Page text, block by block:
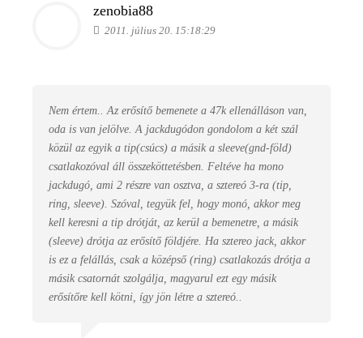
zenobia88
2011. július 20. 15:18:29
Nem értem.. Az erősítő bemenete a 47k ellenálláson van,
oda is van jelölve. A jackdugódon gondolom a két szál
közül az egyik a tip(csúcs) a másik a sleeve(gnd-föld)
csatlakozóval áll összeköttetésben. Feltéve ha mono
jackdugó, ami 2 részre van osztva, a sztereó 3-ra (tip,
ring, sleeve). Szóval, tegyük fel, hogy monó, akkor meg
kell keresni a tip drótját, az kerül a bemenetre, a másik
(sleeve) drótja az erősítő földjére. Ha sztereo jack, akkor
is ez a felállás, csak a középső (ring) csatlakozás drótja a
másik csatornát szolgálja, magyarul ezt egy másik
erősítőre kell kötni, így jön létre a sztereó..